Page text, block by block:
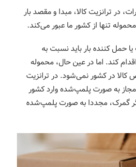
در ترانزیت کالا، مبدا و مقصد بار
تنها از کشور ما عبور می‌کند.
یا حمل کننده بار باید نسبت به
کند. اما در عین حال، محموله
در کشور نمی‌شود. در ترانزیت
مجاز به صورت پلمپ‌شده وارد کشور
گمرک، مجددا به صورت پلمپ‌شده